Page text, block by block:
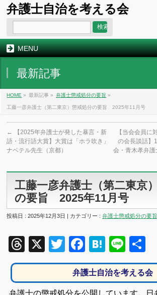
弁護士自治を考える会
MENU
最新記事
HOME » 最新記事 » 弁護士懲戒処分の要旨 »
工藤一彦弁護士（第二東京）懲戒処分の要旨 2025年11月号
←
【2025年弁護士が発した暴言・新
語・流行語大賞】大賞は「ホラ吹き」
ナベテル先生（京都）
【当会会員に
の会長談話】
会・青木孝弁護
工藤一彦弁護士（第二東京
の要旨 2025年11月号
投稿日 : 2025年12月3日 | カテゴリー :弁護士懲戒処分の要旨
Threads
X TwitterFacebook
Hatena
Line
弁護士自治を考える会
弁護士の懲戒処分を公開しています。日